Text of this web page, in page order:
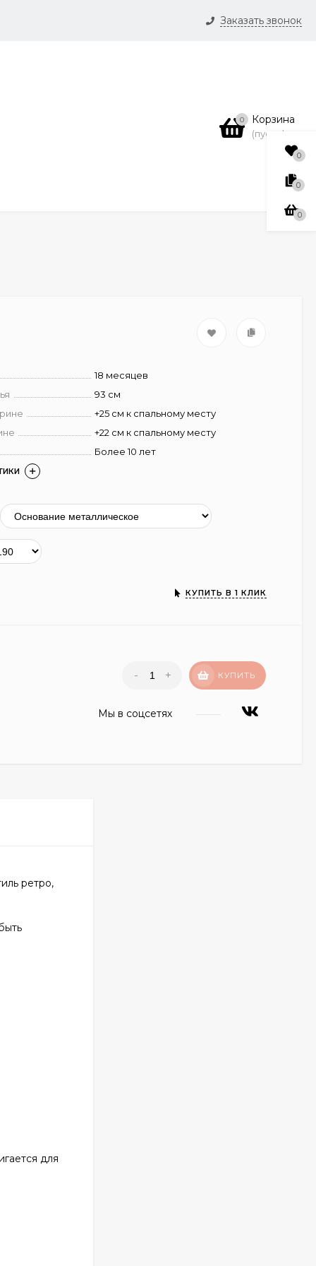
Заказать звонок
0 Корзина
(пусто)
18 месяцев
93 см
+25 см к спальному месту
+22 см к спальному месту
Более 10 лет
КУПИТЬ В 1 КЛИК
- + КУПИТЬ
Мы в соцсетях
ретро,
для
0
0
0